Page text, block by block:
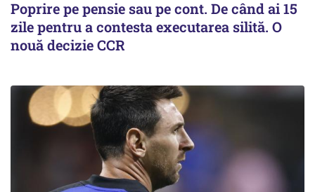
Poprire pe pensie sau pe cont. De când ai 15
zile pentru a contesta executarea silită. O
nouă decizie CCR